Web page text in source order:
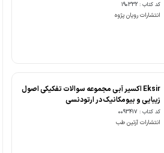
کد کتاب : 190332
انتشارات رویان پژوه
Eksir اکسیر آبی مجموعه سوالات تفکیکی اصول
زیبایی و بیومکانیک در ارتودنسی
کد کتاب : 0093417
انتشارات آرتین طب